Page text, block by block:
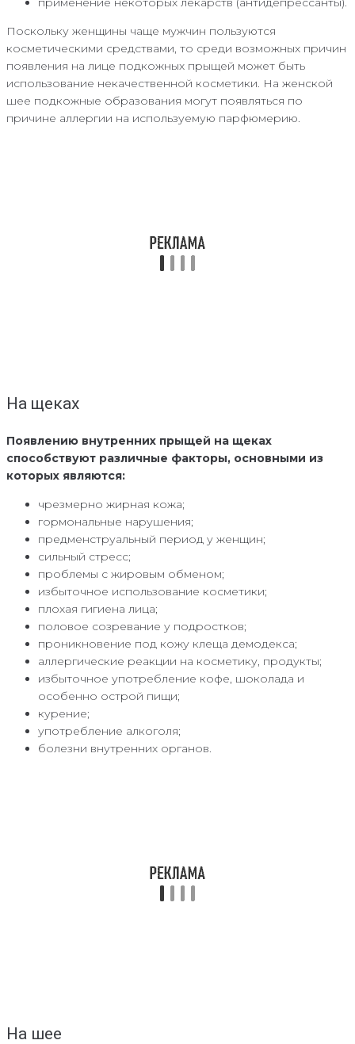
Поскольку женщины чаще мужчин пользуются
косметическими средствами, то среди возможных причин
появления на лице подкожных прыщей может быть
использование некачественной косметики. На женской
шее подкожные образования могут появляться по
причине аллергии на используемую парфюмерию.
На щеках
Появлению внутренних прыщей на щеках
способствуют различные факторы, основными из
которых являются:
чрезмерно жирная кожа;
гормональные нарушения;
предменструальный период у женщин;
сильный стресс;
проблемы с жировым обменом;
избыточное использование косметики;
плохая гигиена лица;
половое созревание у подростков;
проникновение под кожу клеща демодекса;
аллергические реакции на косметику, продукты;
избыточное употребление кофе, шоколада и
особенно острой пищи;
курение;
употребление алкоголя;
болезни внутренних органов.
На шее